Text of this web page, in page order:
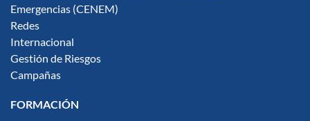
Emergencias (CENEM)
Redes
Internacional
Gestión de Riesgos
Campañas
FORMACIÓN